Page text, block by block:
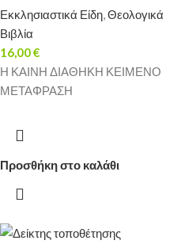
Εκκλησιαστικά Είδη,Θεολογικά
Βιβλία
16,00€
Η ΚΑΙΝΗ ΔΙΑΘΗΚΗ ΚΕΙΜΕΝΟ
ΜΕΤΑΦΡΑΣΗ
Προσθήκη στο καλάθι